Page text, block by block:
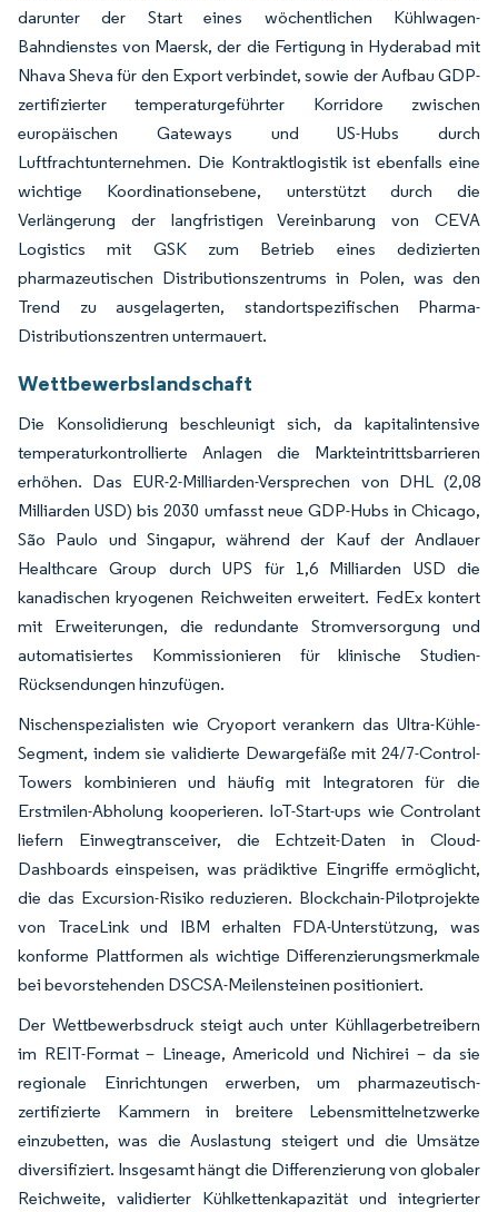
darunter der Start eines wöchentlichen Kühlwagen-
Bahndienstes von Maersk, der die Fertigung in Hyderabad mit
Nhava Sheva für den Export verbindet, sowie der Aufbau GDP-
zertifizierter temperaturgeführter Korridore zwischen
europäischen Gateways und US-Hubs durch
Luftfrachtunternehmen. Die Kontraktlogistik ist ebenfalls eine
wichtige Koordinationsebene, unterstützt durch die
Verlängerung der langfristigen Vereinbarung von CEVA
Logistics mit GSK zum Betrieb eines dedizierten
pharmazeutischen Distributionszentrums in Polen, was den
Trend zu ausgelagerten, standortspezifischen Pharma-
Distributionszentren untermauert.
Wettbewerbslandschaft
Die Konsolidierung beschleunigt sich, da kapitalintensive
temperaturkontrollierte Anlagen die Markteintrittsbarrieren
erhöhen. Das EUR-2-Milliarden-Versprechen von DHL (2,08
Milliarden USD) bis 2030 umfasst neue GDP-Hubs in Chicago,
São Paulo und Singapur, während der Kauf der Andlauer
Healthcare Group durch UPS für 1,6 Milliarden USD die
kanadischen kryogenen Reichweiten erweitert. FedEx kontert
mit Erweiterungen, die redundante Stromversorgung und
automatisiertes Kommissionieren für klinische Studien-
Rücksendungen hinzufügen.
Nischenspezialisten wie Cryoport verankern das Ultra-Kühle-
Segment, indem sie validierte Dewargefäße mit 24/7-Control-
Towers kombinieren und häufig mit Integratoren für die
Erstmilen-Abholung kooperieren. IoT-Start-ups wie Controlant
liefern Einwegtransceiver, die Echtzeit-Daten in Cloud-
Dashboards einspeisen, was prädiktive Eingriffe ermöglicht,
die das Excursion-Risiko reduzieren. Blockchain-Pilotprojekte
von TraceLink und IBM erhalten FDA-Unterstützung, was
konforme Plattformen als wichtige Differenzierungsmerkmale
bei bevorstehenden DSCSA-Meilensteinen positioniert.
Der Wettbewerbsdruck steigt auch unter Kühllagerbetreibern
im REIT-Format – Lineage, Americold und Nichirei – da sie
regionale Einrichtungen erwerben, um pharmazeutisch-
zertifizierte Kammern in breitere Lebensmittelnetzwerke
einzubetten, was die Auslastung steigert und die Umsätze
diversifiziert. Insgesamt hängt die Differenzierung von globaler
Reichweite, validierter Kühlkettenkapazität und integrierter